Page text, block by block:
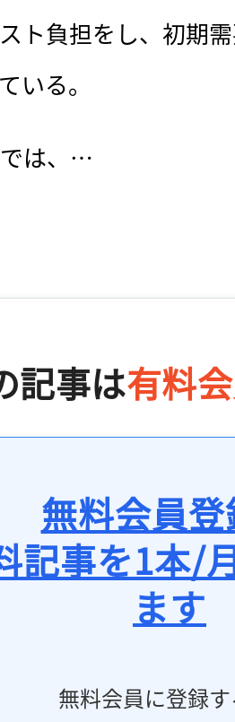
ト負担をし、初期
いる。
は、…
記事は有料
無料会員
記事を1本/
ます
無料会員に登録